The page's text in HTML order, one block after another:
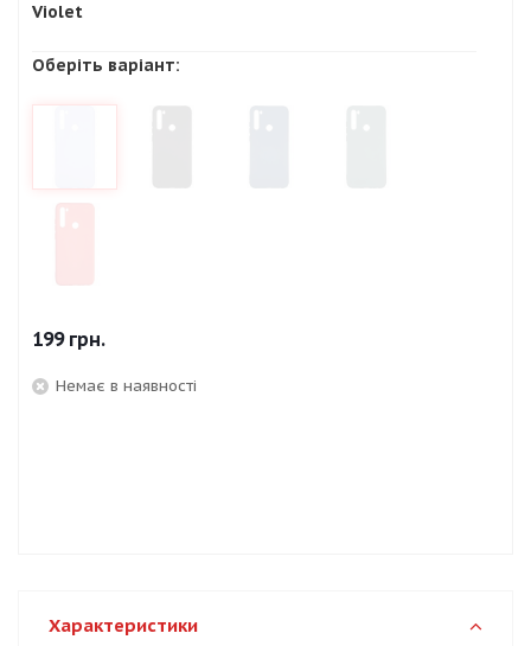
Violet
Оберіть варіант:
199грн.
Немає в наявності
Характеристики